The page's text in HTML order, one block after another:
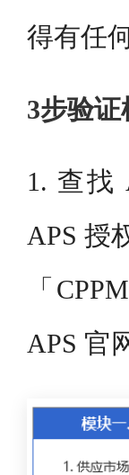
得有任
3步验
1. 查找
APS 授
「
APS 官